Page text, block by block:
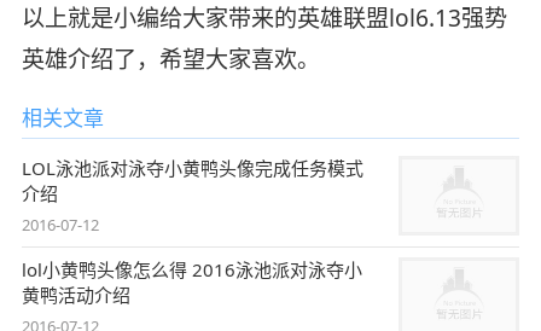
以上就是小编给大家带来的英雄联盟lol6.13强势
英雄介绍了，希望大家喜欢。
相关文章
LOL泳池派对泳夺小黄鸭头像完成任务模式
介绍
2016-07-12
lol小黄鸭头像怎么得 2016泳池派对泳夺小
黄鸭活动介绍
2016-07-12